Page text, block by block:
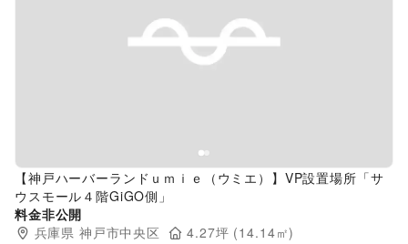
Previous slide
【神戸ハーバーランドｕｍｉｅ（ウミエ）】VP設置場所「サ
ウスモール４階GiGO側」
料金非公開
兵庫県 神戸市中央区 4.27坪 (14.14㎡)